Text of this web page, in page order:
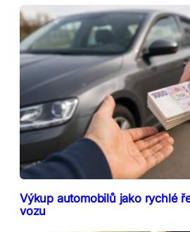
Výkup automobilů jako rychlé
vozu